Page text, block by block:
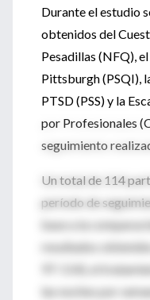
Durante el estudio
obtenidos del
Pesadillas (NFQ),
Pittsburgh (PSQI),
PTSD (PSS) y la
por Profesionales
seguimiento
Un total de 114
período de
base a la
resultados
97-114), el
las noches por